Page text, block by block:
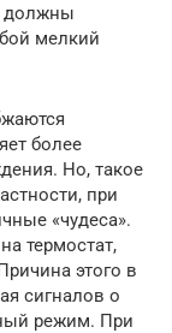
должны
мелкий
более
Но, такое
при
«чудеса».
термостат,
этого в
сигналов о
режим. При